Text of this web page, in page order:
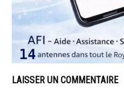
LAISSER UN COMMENTAIRE